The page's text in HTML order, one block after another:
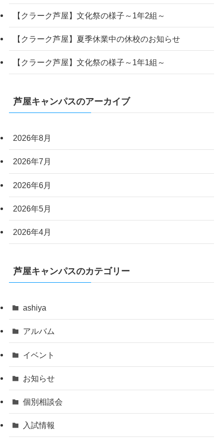
【クラーク芦屋】文化祭の様子～1年2組～
【クラーク芦屋】夏季休業中の休校のお知らせ
【クラーク芦屋】文化祭の様子～1年1組～
芦屋キャンパスのアーカイブ
2026年8月
2026年7月
2026年6月
2026年5月
2026年4月
芦屋キャンパスのカテゴリー
ashiya
アルバム
イベント
お知らせ
個別相談会
入試情報